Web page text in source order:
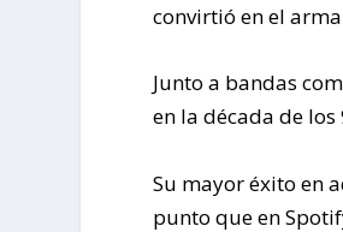
convirtió en el
Junto a bandas
en la década de los
Su mayor éxito en
punto que en